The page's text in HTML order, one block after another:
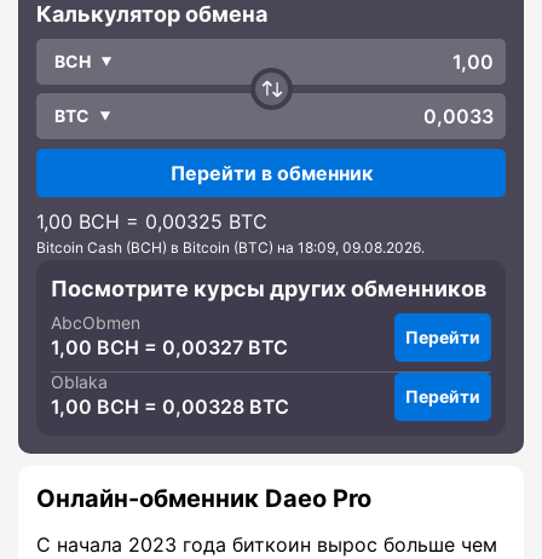
Калькулятор обмена
BCH
BTC
Перейти в обменник
1,00 BCH = 0,00325 BTC
Bitcoin Cash (BCH) в Bitcoin (BTC) на 18:09, 09.08.2026.
Посмотрите курсы других обменников
AbcObmen
1,00 BCH = 0,00327 BTC Перейти
Oblaka
1,00 BCH = 0,00328 BTC Перейти
Онлайн-обменник Daeo Pro
С начала 2023 года биткоин вырос больше чем